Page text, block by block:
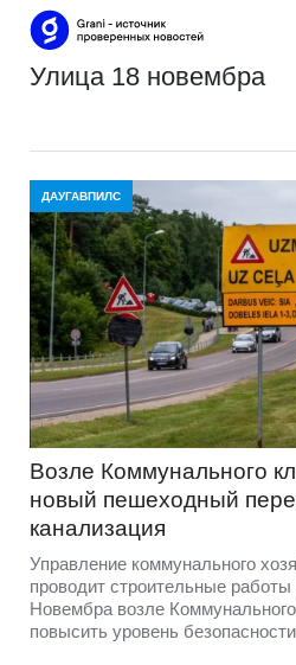
улица 18 новембра
ДАУГАВПИЛС
Возле Коммунального
новый пешеходный
канализация
Управление коммунального
проводит строительные
Новембра возле
повысить уровень